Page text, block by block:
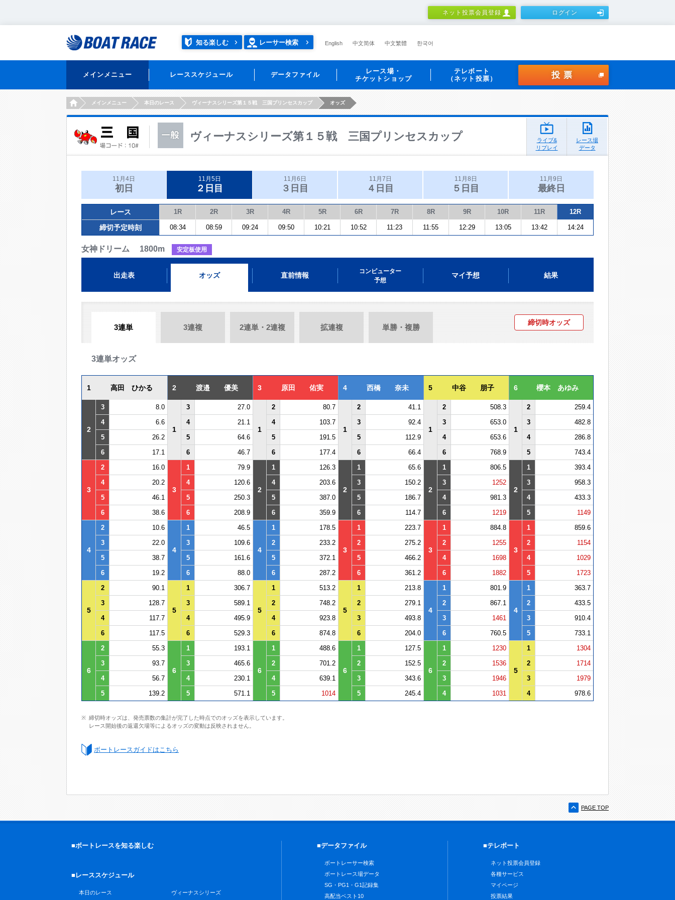
ネット投票会員登録 ログイン
知る楽しむ レーサー検索 English 中文简体 中文繁體 한국어
メインメニュー レーススケジュール データファイル
レース場・
チケットショップ
テレボート
（ネット投票）
投票
HOMEメインメニュー 本日のレース ヴィーナスシリーズ第１５戦 三国プリンセスカップ オッズ
ヴィーナスシリーズ第１５戦 三国プリンセスカップ
ライブ&
リプレイ
レース場
データ
11月4日
初日
11月5日
２日目
11月6日
３日目
11月7日
４日目
11月8日
５日目
11月9日
最終日
レース 1R 2R 3R 4R 5R 6R 7R 8R 9R 10R 11R 12R
締切予定時刻 08:34 08:59 09:24 09:50 10:21 10:52 11:23 11:55 12:29 13:05 13:42 14:24
女神ドリーム 1800m 安定板使用
出走表 オッズ 直前情報
コンピューター
予想
マイ予想 結果
3連単 3連複 2連単・2連複 拡連複 単勝・複勝
締切時オッズ
3連単オッズ
1 高田 ひかる 2 渡邉 優美 3 原田 佑実 4 西橋 奈未 5 中谷 朋子 6 櫻本 あゆみ
2
3 8.0
1
3 27.0
1
2 80.7
1
2 41.1
1
2 508.3
1
2
259.4
4
6.6 4 21.1 4 103.7 3 92.4 3 653.0 3
482.8
5
26.2 5 64.6 5 191.5 5 112.9 4 653.6 4
286.8
6
17.1 6 46.7 6 177.4 6 66.4 6 768.9 5 743.4
3
2 16.0
3
1 79.9
2
1 126.3
2
1 65.6
2
1 806.5
2
1
393.4
4
20.2 4 120.6 4 203.6 3 150.2 3 1252 3
958.3
5
46.1 5 250.3 5 387.0 5 186.7 4 981.3 4
433.3
6
38.6 6 208.9 6 359.9 6 114.7 6 1219 5 1149
4
2 10.6
4
1 46.5
4
1 178.5
3
1 223.7
3
1 884.8
3
1
859.6
3
22.0 3 109.6 2 233.2 2 275.2 2 1255 2
1154
5
38.7 5 161.6 5 372.1 5 466.2 4 1698 4
1029
6
19.2 6 88.0 6 287.2 6 361.2 6 1882 5 1723
5
2 90.1
5
1 306.7
5
1 513.2
5
1 213.8
4
1 801.9
4
1
363.7
3
128.7 3 589.1 2 748.2 2 279.1 2 867.1 2
433.5
4
117.7 4 495.9 4 923.8 3 493.8 3 1461 3
910.4
6
117.5 6 529.3 6 874.8 6 204.0 6 760.5 5 733.1
6
2 55.3
6
1 193.1
6
1 488.6
6
1 127.5
6
1 1230
5
1
1304
3
93.7 3 465.6 2 701.2 2 152.5 2 1536 2
1714
4
56.7 4 230.1 4 639.1 3 343.6 3 1946 3
1979
5
139.2 5 571.1 5 1014 5 245.4 4 1031 4 978.6
締切時オッズは、発売票数の集計が完了した時点でのオッズを表示しています。
レース開始後の返還欠場等によるオッズの変動は反映されません。
ボートレースガイドはこちら
PAGE TOP
■ボートレースを知る楽しむ
■レーススケジュール
本日のレース ヴィーナスシリーズ
■データファイル
ボートレーサー検索
ボートレース場データ
SG・PG1・G1記録集
高配当ベスト10
■テレボート
ネット投票会員登録
各種サービス
マイページ
投票結果